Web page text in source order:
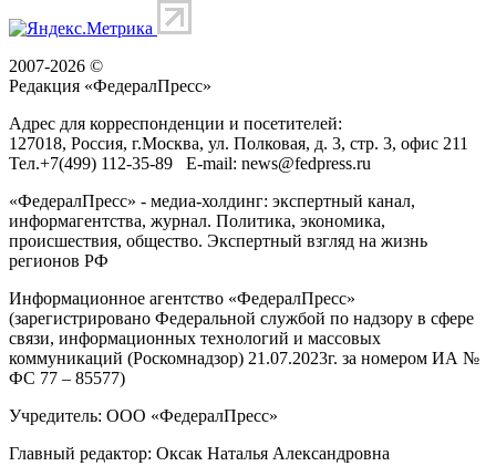
2007-2026 ©
Редакция «ФедералПресс»
Адрес для корреспонденции и посетителей:
127018, Россия, г.Москва, ул. Полковая, д. 3, стр. 3, офис 211
Тел.+7(499) 112-35-89 E-mail: news@fedpress.ru
«ФедералПресс» - медиа-холдинг: экспертный канал,
информагентства, журнал. Политика, экономика,
происшествия, общество. Экспертный взгляд на жизнь
регионов РФ
Информационное агентство «ФедералПресс»
(зарегистрировано Федеральной службой по надзору в сфере
связи, информационных технологий и массовых
коммуникаций (Роскомнадзор) 21.07.2023г. за номером ИА №
ФС 77 – 85577)
Учредитель: ООО «ФедералПресс»
Главный редактор: Оксак Наталья Александровна